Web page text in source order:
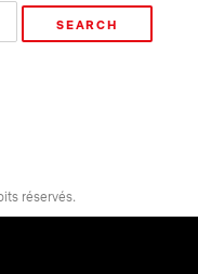
réservés.